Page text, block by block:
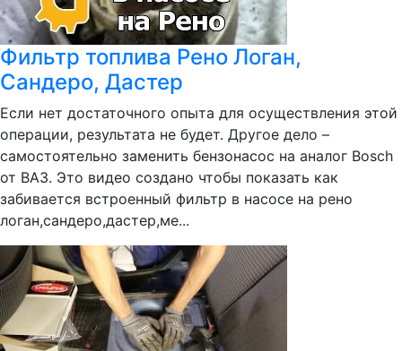
Фильтр топлива Рено Логан,
Сандеро, Дастер
Если нет достаточного опыта для осуществления этой
операции, результата не будет. Другое дело –
самостоятельно заменить бензонасос на аналог Bosch
от ВАЗ. Это видео создано чтобы показать как
забивается встроенный фильтр в насосе на рено
логан,сандеро,дастер,ме...